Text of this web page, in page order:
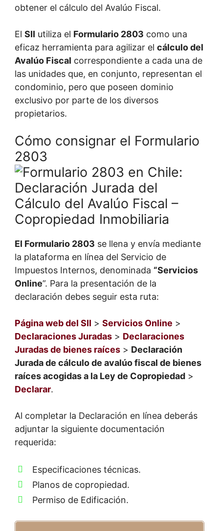
obtener el cálculo del Avalúo Fiscal.
El SII utiliza el Formulario 2803 como una
eficaz herramienta para agilizar el cálculo del
Avalúo Fiscal correspondiente a cada una de
las unidades que, en conjunto, representan el
condominio, pero que poseen dominio
exclusivo por parte de los diversos
propietarios.
Cómo consignar el Formulario
2803
El Formulario 2803 se llena y envía mediante
la plataforma en línea del Servicio de
Impuestos Internos, denominada “Servicios
Online”. Para la presentación de la
declaración debes seguir esta ruta:
Página web del SII > Servicios Online >
Declaraciones Juradas > Declaraciones
Juradas de bienes raíces > Declaración
Jurada de cálculo de avalúo fiscal de bienes
raíces acogidas a la Ley de Copropiedad >
Declarar.
Al completar la Declaración en línea deberás
adjuntar la siguiente documentación
requerida:
Especificaciones técnicas.
Planos de copropiedad.
Permiso de Edificación.